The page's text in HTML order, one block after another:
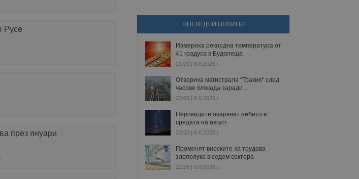
Русе
през януари
ПОСЛЕДНИ НОВИНИ
Измериха рекордна температура от
41 градуса в Будапеща
23:09 | 6.8.2026 г.
Отвориха магистрала "Тракия" след
часове блокада заради...
23:05 | 6.8.2026 г.
Персеидите озаряват небето в
средата на август
23:03 | 6.8.2026 г.
Променят вноските за трудова
злополука в седем сектора
22:58 | 6.8.2026 г.